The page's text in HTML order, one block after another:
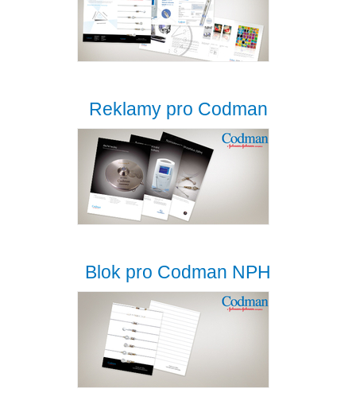
Reklamy pro Codman
Blok pro Codman NPH